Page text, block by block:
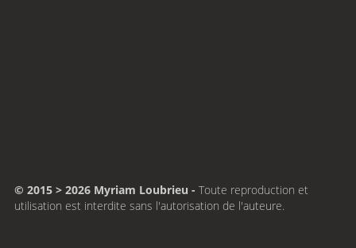
© 2015 > 2026 Myriam Loubrieu - Toute reproduction et
utilisation est interdite sans l'autorisation de l'auteure.